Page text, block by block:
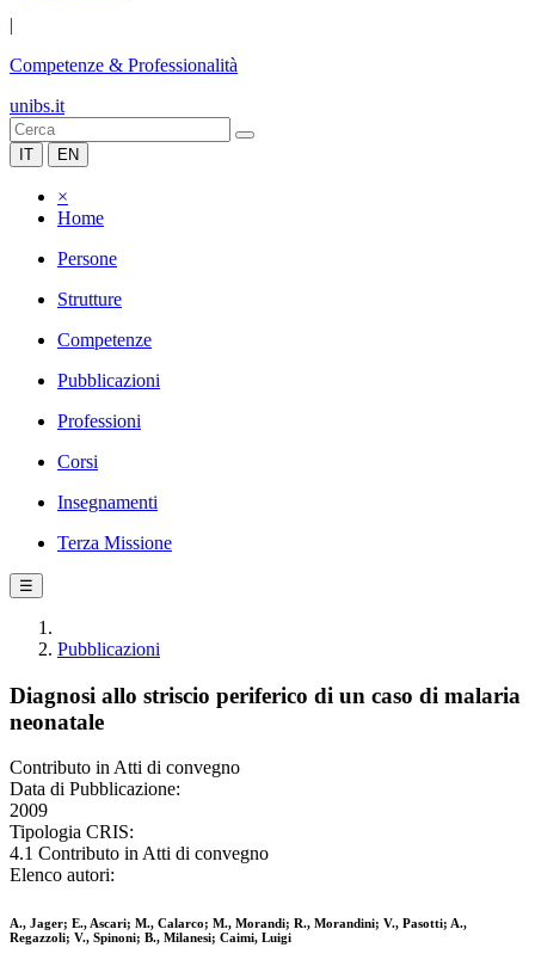
|
Competenze & Professionalità
unibs.it
IT EN
×
Home
Persone
Strutture
Competenze
Pubblicazioni
Professioni
Corsi
Insegnamenti
Terza Missione
☰
Pubblicazioni
Diagnosi allo striscio periferico di un caso di malaria
neonatale
Contributo in Atti di convegno
Data di Pubblicazione:
2009
Tipologia CRIS:
4.1 Contributo in Atti di convegno
Elenco autori:
A., Jager; E., Ascari; M., Calarco; M., Morandi; R., Morandini; V., Pasotti; A.,
Regazzoli; V., Spinoni; B., Milanesi; Caimi, Luigi